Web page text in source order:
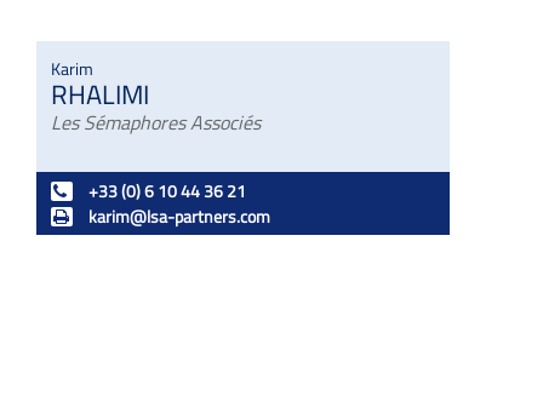
Karim
RHALIMI
Les Sémaphores Associés
+33 (0) 6 10 44 36 21
karim@lsa-partners.com